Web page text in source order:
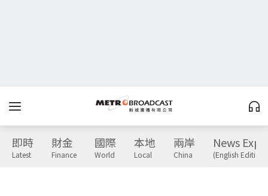
即時
Latest
財金
Finance
國際
World
本地
Local
兩岸
China
News
(English Edition)